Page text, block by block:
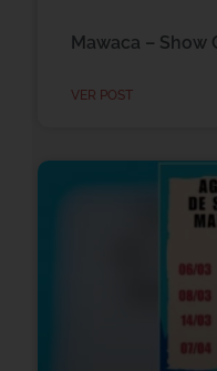
Mawaca – Show
VER POST